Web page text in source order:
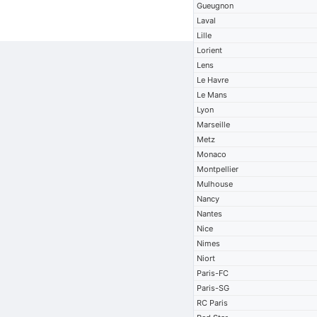
Gueugnon
Laval
Lille
Lorient
Lens
Le Havre
Le Mans
Lyon
Marseille
Metz
Monaco
Montpellier
Mulhouse
Nancy
Nantes
Nice
Nimes
Niort
Paris-FC
Paris-SG
RC Paris